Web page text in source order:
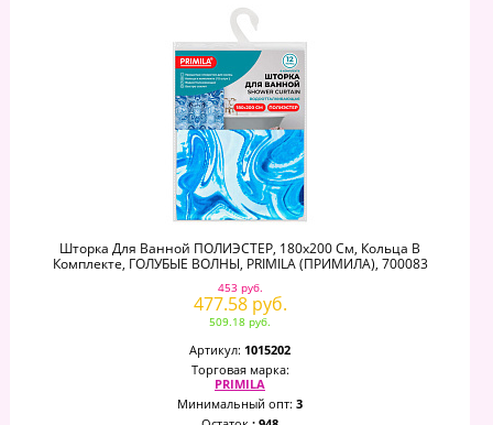
Шторка Для Ванной ПОЛИЭСТЕР, 180х200 См, Кольца В
Комплекте, ГОЛУБЫЕ ВОЛНЫ, PRIMILA (ПРИМИЛА), 700083
453 руб.
477.58 руб.
509.18 руб.
Артикул: 1015202
Торговая марка:
PRIMILA
Минимальный опт: 3